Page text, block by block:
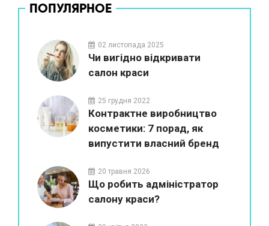
ПОПУЛЯРНОЕ
02 листопада 2025
Чи вигідно відкривати
салон краси
25 грудня 2022
Контрактне виробництво
косметики: 7 порад, як
випустити власний бренд
20 травня 2026
Що робить адміністратор
салону краси?